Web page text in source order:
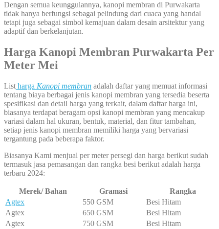
Dengan semua keunggulannya, kanopi membran di Purwakarta
tidak hanya berfungsi sebagai pelindung dari cuaca yang handal
tetapi juga sebagai simbol kemajuan dalam desain arsitektur yang
adaptif dan berkelanjutan.
Harga Kanopi Membran Purwakarta Per
Meter Mei
List harga Kanopi membran adalah daftar yang memuat informasi
tentang biaya berbagai jenis kanopi membran yang tersedia beserta
spesifikasi dan detail harga yang terkait, dalam daftar harga ini,
biasanya terdapat beragam opsi kanopi membran yang mencakup
variasi dalam hal ukuran, bentuk, material, dan fitur tambahan,
setiap jenis kanopi membran memiliki harga yang bervariasi
tergantung pada beberapa faktor.
Biasanya Kami menjual per meter persegi dan harga berikut sudah
termasuk jasa pemasangan dan rangka besi berikut adalah harga
terbaru 2024:
Merek/ Bahan Gramasi
Rangka
Agtex
550 GSM
Besi Hitam
Agtex
650 GSM
Besi Hitam
Agtex
750 GSM
Besi Hitam